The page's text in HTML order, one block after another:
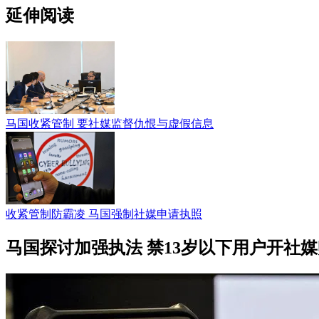
延伸阅读
马国收紧管制 要社媒监督仇恨与虚假信息
收紧管制防霸凌 马国强制社媒申请执照
马国探讨加强执法 禁13岁以下用户开社